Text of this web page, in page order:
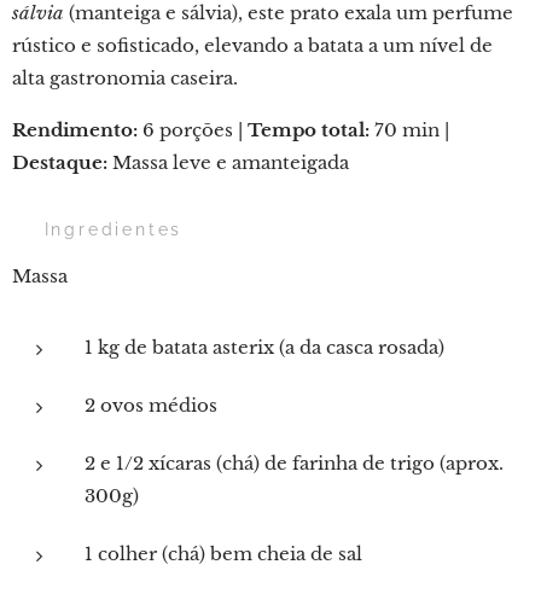
sálvia (manteiga e sálvia), este prato exala um perfume
rústico e sofisticado, elevando a batata a um nível de
alta gastronomia caseira.
Rendimento: 6 porções | Tempo total: 70 min |
Destaque: Massa leve e amanteigada
🛒 Ingredientes
Massa
1 kg de batata asterix (a da casca rosada)
2 ovos médios
2 e 1/2 xícaras (chá) de farinha de trigo (aprox.
300g)
1 colher (chá) bem cheia de sal